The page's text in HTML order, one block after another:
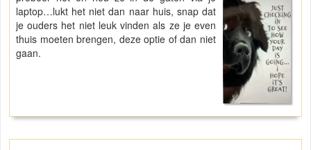
laptop…lukt het niet dan naar huis, snap dat
je ouders het niet leuk vinden als ze je even
thuis moeten brengen, deze optie of dan niet
gaan.